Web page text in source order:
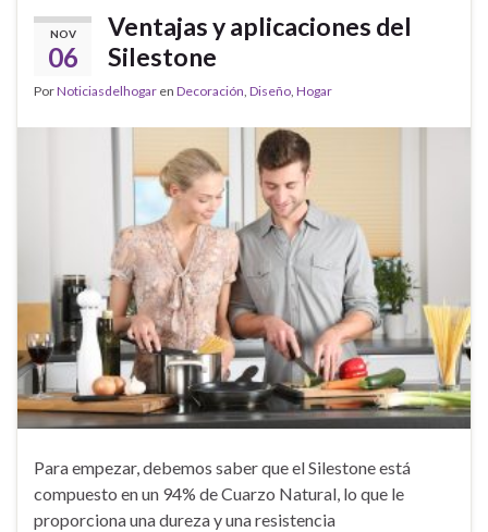
NOV
06
Ventajas y aplicaciones del
Silestone
PorNoticiasdelhogar en Decoración Diseño Hogar
Para empezar, debemos saber que el Silestone está
compuesto en un 94% de Cuarzo Natural, lo que le
proporciona una dureza y una resistencia